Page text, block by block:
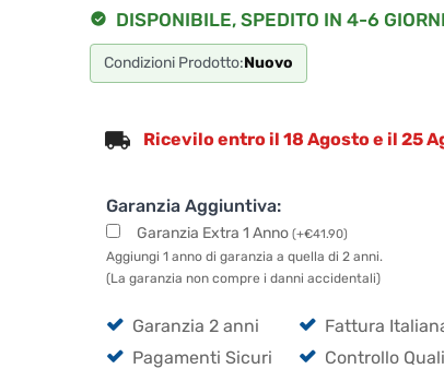
DISPONIBILE, SPEDITO IN 4-6 GIORNI
Condizioni Prodotto:Nuovo
Ricevilo entro il 18 Agosto e il 25
Garanzia Aggiuntiva:
Garanzia Extra 1 Anno (+€41.90)
Aggiungi 1 anno di garanzia a quella di 2 anni.
(La garanzia non compre i danni accidentali)
Garanzia 2 anni
Fattura
Pagamenti Sicuri
Controllo